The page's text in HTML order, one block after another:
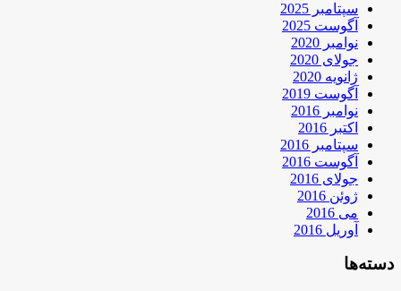
سپتامبر 2025
آگوست 2025
نوامبر 2020
جولای 2020
ژانویه 2020
آگوست 2019
نوامبر 2016
اکتبر 2016
سپتامبر 2016
آگوست 2016
جولای 2016
ژوئن 2016
می 2016
آوریل 2016
دسته‌ها